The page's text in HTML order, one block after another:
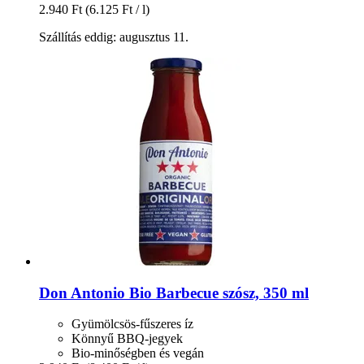
2.940 Ft (6.125 Ft / l)
Szállítás eddig: augusztus 11.
Don Antonio Bio Barbecue szósz, 350 ml
Gyümölcsös-fűszeres íz
Könnyű BBQ-jegyek
Bio-minőségben és vegán